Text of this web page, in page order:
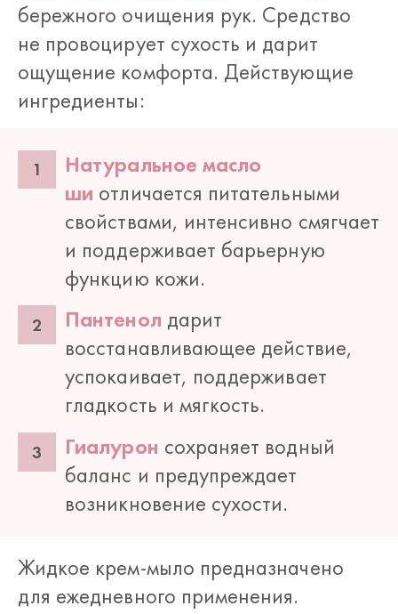
бережного очищения рук. Средство
не провоцирует сухость и дарит
ощущение комфорта. Действующие
ингредиенты:
Натуральное масло
ши отличается питательными
свойствами, интенсивно смягчает
и поддерживает барьерную
функцию кожи.
Пантенол дарит
восстанавливающее действие,
успокаивает, поддерживает
гладкость и мягкость.
Гиалурон сохраняет водный
баланс и предупреждает
возникновение сухости.
Жидкое крем-мыло предназначено
для ежедневного применения.